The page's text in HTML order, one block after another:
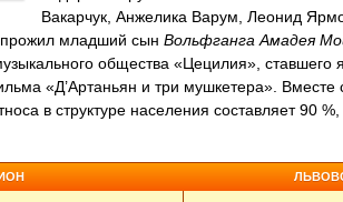
Вакарчук, Анжелика Варум, Леонид
младший сын Вольфганга Амадея
общества «Цецилия»,
«Д’Артаньян и три мушкетера».
в структуре населения составляет 90